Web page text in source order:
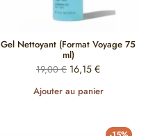
Gel Nettoyant (Format Voyage 75
ml)
19,00€ 16,15 €
Ajouter au panier